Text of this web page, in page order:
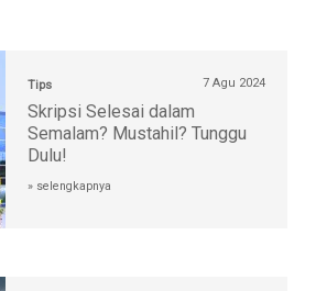
Tips 7 Agu 2024
Skripsi Selesai dalam
Semalam? Mustahil? Tunggu
Dulu!
» selengkapnya